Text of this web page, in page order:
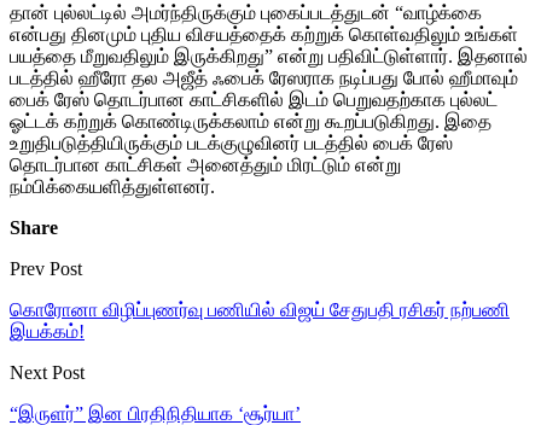
தான் புல்லட்டில் அமர்ந்திருக்கும் புகைப்படத்துடன் “வாழ்க்கை
என்பது தினமும் புதிய விசயத்தைக் கற்றுக் கொள்வதிலும் உங்கள்
பயத்தை மீறுவதிலும் இருக்கிறது” என்று பதிவிட்டுள்ளார். இதனால்
படத்தில் ஹீரோ தல அஜீத் ஃபைக் ரேஸராக நடிப்பது போல் ஹீமாவும்
பைக் ரேஸ் தொடர்பான காட்சிகளில் இடம் பெறுவதற்காக புல்லட்
ஓட்டக் கற்றுக் கொண்டிருக்கலாம் என்று கூறப்படுகிறது. இதை
உறுதிபடுத்தியிருக்கும் படக்குழுவினர் படத்தில் பைக் ரேஸ்
தொடர்பான காட்சிகள் அனைத்தும் மிரட்டும் என்று
நம்பிக்கையளித்துள்ளனர்.
Share
Prev Post
கொரோனா விழிப்புணர்வு பணியில் விஜய் சேதுபதி ரசிகர் நற்பணி
இயக்கம்!
Next Post
“இருளர்” இன பிரதிநிதியாக ‘சூர்யா’